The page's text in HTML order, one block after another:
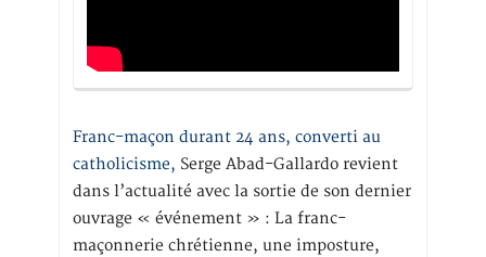
Franc-maçon durant 24 ans, converti au
catholicisme, Serge Abad-Gallardo revient
dans l’actualité avec la sortie de son dernier
ouvrage « événement » : La franc-
maçonnerie chrétienne, une imposture,